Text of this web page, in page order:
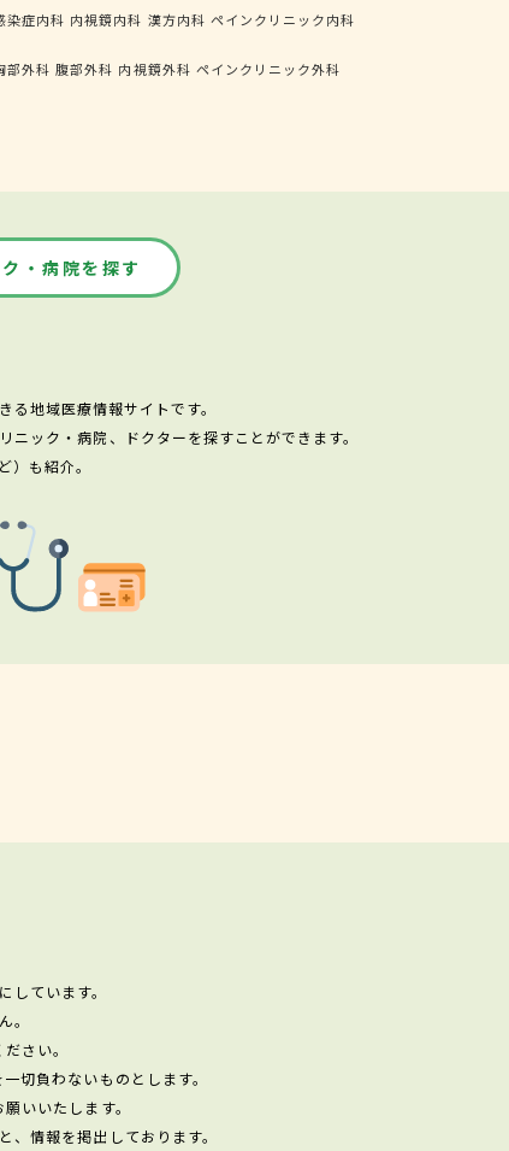
染症内科 内視鏡内科 漢方内科 ペインクリニック内科
部外科 腹部外科 内視鏡外科 ペインクリニック外科
・病院を探す
地域医療情報サイトです。
ック・病院、ドクターを探すことができます。
も紹介。
ています。
。
さい。
切負わないものとします。
いいたします。
情報を掲出しております。